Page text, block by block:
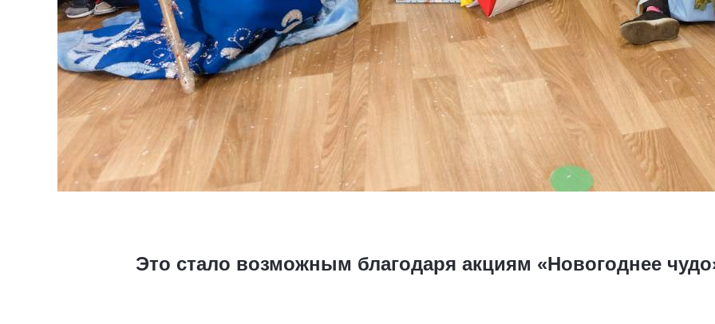
Это стало возможным благодаря акциям «Новогоднее